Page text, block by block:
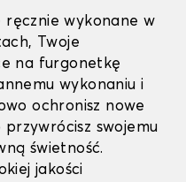
ręcznie wykonane w
Twoje
na furgonetkę
wykonaniu i
ochronisz nowe
swojemu
świetność.
jakości